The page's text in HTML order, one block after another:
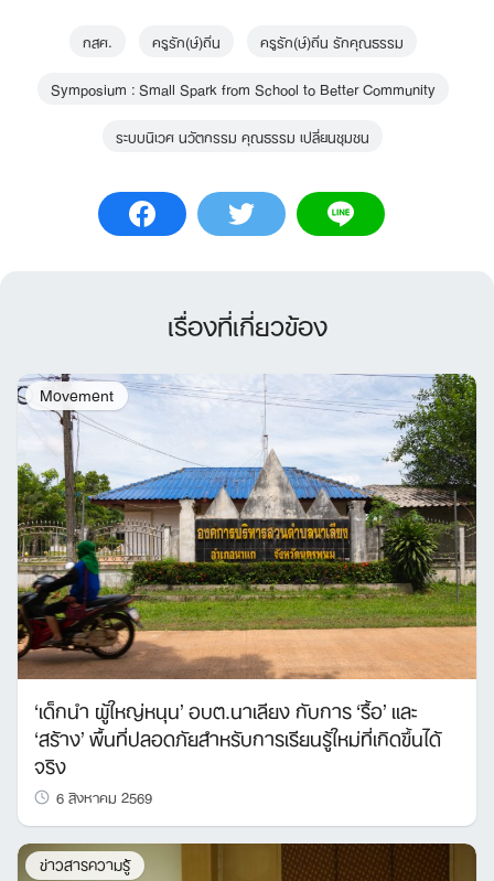
กสศ. ครูรัก(ษ์)ถิ่น
ครูรัก(ษ์)ถิ่น รักคุณธรรม
Symposium : Small Spark from School to Better Community
ระบบนิเวศ นวัตกรรม คุณธรรม เปลี่ยนชุมชน
เรื่องที่เกี่ยวข้อง
Movement
‘เด็กนำ ผู้ใหญ่หนุน’ อบต.นาเลียง กับการ ‘รื้อ’ และ
‘สร้าง’ พื้นที่ปลอดภัยสำหรับการเรียนรู้ใหม่ที่เกิดขึ้นได้
จริง
6 สิงหาคม 2569
ข่าวสารความรู้